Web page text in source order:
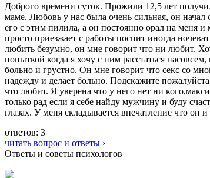
Доброго времени суток. Прожили 12,5 лет
маме. Любовь у нас была очень сильная, он начал
его с этим пилила, а он постоянно орал на меня и
просто приезжает с работы поспит иногда
любить безумно, он мне говорит что ни любит.
попыткой когда я хочу с ним расстаться
больно и грустно. Он мне говорит что секс со
надежду и делает больно. Подскажите
что любит. Я уверена что у него нет ни
только рад если я себе найду мужчину и буду
глазах. У меня складывается впечатление что он
ответов: 3
читать вопрос и ответы ›
Ответы и советы психологов